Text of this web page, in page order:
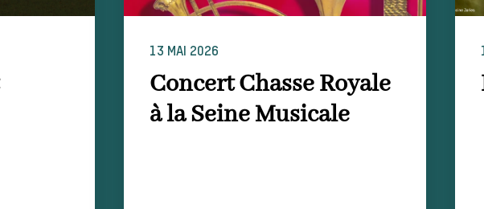
13 MAI 2026
Concert Chasse Royale
à la Seine Musicale